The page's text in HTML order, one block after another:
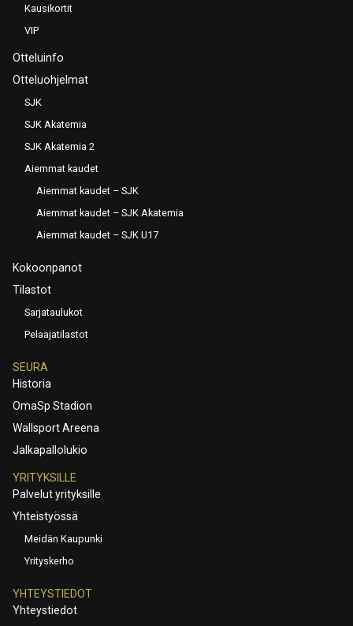
Kausikortit
VIP
Otteluinfo
Otteluohjelmat
SJK
SJK Akatemia
SJK Akatemia 2
Aiemmat kaudet
Aiemmat kaudet – SJK
Aiemmat kaudet – SJK Akatemia
Aiemmat kaudet – SJK U17
Kokoonpanot
Tilastot
Sarjataulukot
Pelaajatilastot
SEURA
Historia
OmaSp Stadion
Wallsport Areena
Jalkapallolukio
YRITYKSILLE
Palvelut yrityksille
Yhteistyössä
Meidän Kaupunki
Yrityskerho
YHTEYSTIEDOT
Yhteystiedot